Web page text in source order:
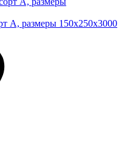
А, размеры 150х250х3000